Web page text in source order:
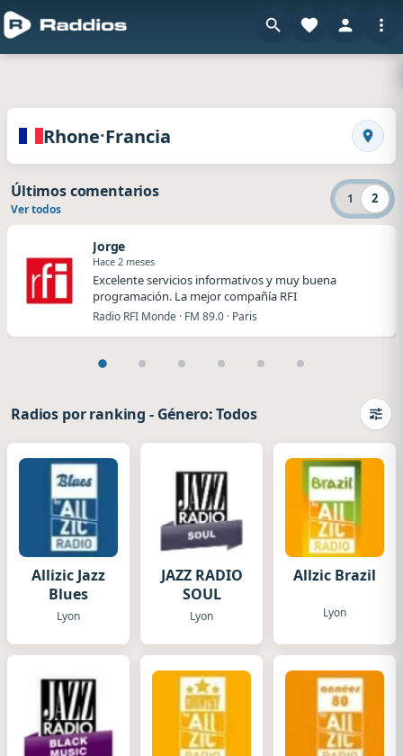
Radios de Rhone · Franciaen Raddios
Rhone·Francia
1 2
Últimos comentarios
Ver todos
Jorge
Hace 2 meses
Excelente servicios informativos y muy buena
programación. La mejor compañía RFI
Radio RFI Monde · FM 89.0 · Paris
Radios por ranking - Género: Todos
Allizic Jazz
Blues
Lyon
JAZZ RADIO
SOUL
Lyon
Allzic Brazil
Lyon